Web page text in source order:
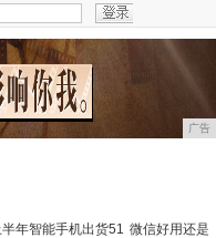
广告
年智能手机出货51 微信好用还是